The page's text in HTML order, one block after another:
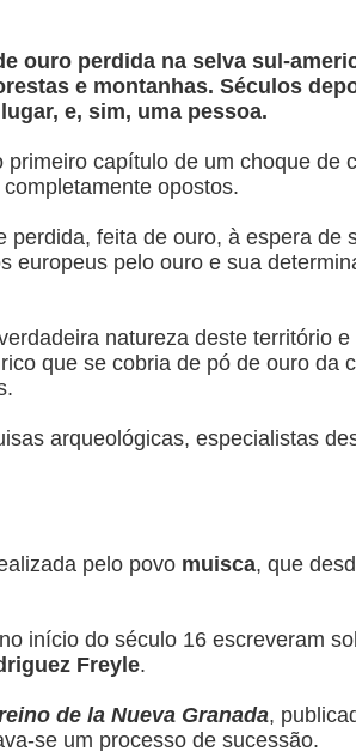
ouro perdida na selva sul-
e montanhas. Séculos
e, sim, uma pessoa.
primeiro capítulo de um choque de
opostos.
feita de ouro, à espera de
europeus pelo ouro e sua
natureza deste território
que se cobria de pó de ouro da
arqueológicas, especialistas
pelo povo muisca, que
início do século 16 escreveram
Freyle.
de la Nueva Granada,
se um processo de sucessão.